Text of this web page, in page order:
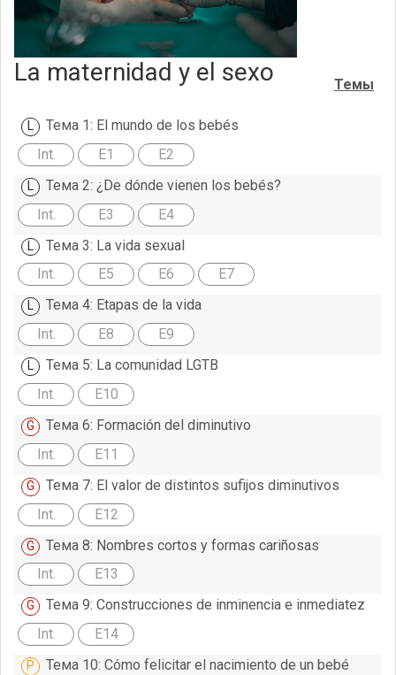
La maternidad y el sexo Темы
Тема 1: El mundo de los bebés
Int.
E1
E2
Тема 2: ¿De dónde vienen los bebés?
Int.
E3
E4
Тема 3: La vida sexual
Int.
E5 E6
E7
Тема 4: Etapas de la vida
Int.
E8
E9
Тема 5: La comunidad LGTB
Int.
E10
Тема 6: Formación del diminutivo
Int.
E11
Тема 7: El valor de distintos sufijos diminutivos
Int.
E12
Тема 8: Nombres cortos y formas cariñosas
Int.
E13
Тема 9: Construcciones de inminencia e inmediatez
Int.
E14
Тема 10: Cómo felicitar el nacimiento de un bebé